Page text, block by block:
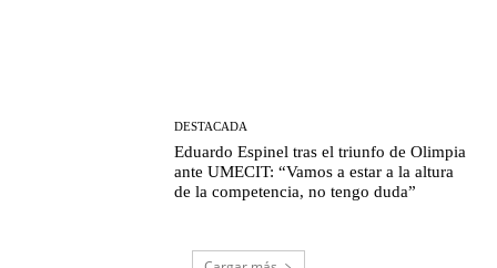
DESTACADA
Eduardo Espinel tras el triunfo de Olimpia
ante UMECIT: “Vamos a estar a la altura
de la competencia, no tengo duda”